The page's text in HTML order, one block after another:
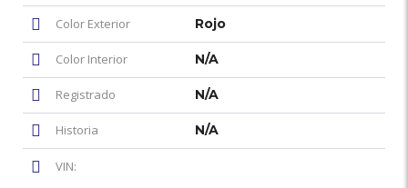
Color Exterior Rojo
Color Interior N/A
Registrado N/A
Historia N/A
VIN: